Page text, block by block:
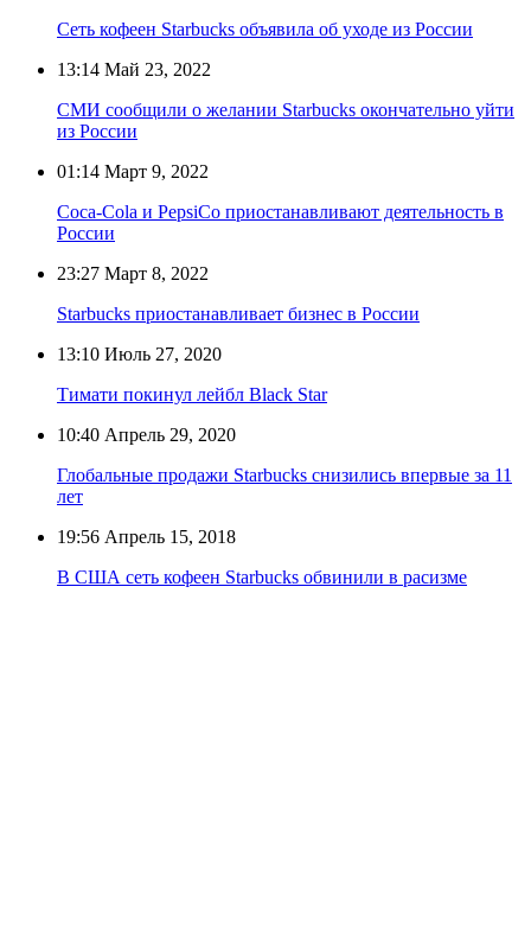
Сеть кофеен Starbucks объявила об уходе из России
13:14 Май 23, 2022
СМИ сообщили о желании Starbucks окончательно уйти
из России
01:14 Март 9, 2022
Coca-Cola и PepsiCo приостанавливают деятельность в
России
23:27 Март 8, 2022
Starbucks приостанавливает бизнес в России
13:10 Июль 27, 2020
Тимати покинул лейбл Black Star
10:40 Апрель 29, 2020
Глобальные продажи Starbucks снизились впервые за 11
лет
19:56 Апрель 15, 2018
В США сеть кофеен Starbucks обвинили в расизме